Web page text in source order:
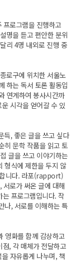
프로그램을 진행하고
명을 듣고 편안한 분위
리 4명 내외로 진행 중
로구에 위치한 서울노
하는 독서 토론 활동입
연계하여 봉사시간까
시각을 얻어갈 수 있
, 좋은 글을 쓰고 싶다
히 문학 작품을 읽고 토
글을 쓰고 이야기하는
형식에 제한을 두지 않
니다. 라포(rapport)
로가 써온 글에 대해
프로그램입니다. 작
나, 서로를 이해하는 특
영화를 함께 감상하고
, 각 매체가 전달하고
자유롭게 나누며, 책